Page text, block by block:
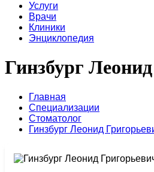
Услуги
Врачи
Клиники
Энциклопедия
Гинзбург
Главная
Специализации
Стоматолог
Гинзбург Леонид